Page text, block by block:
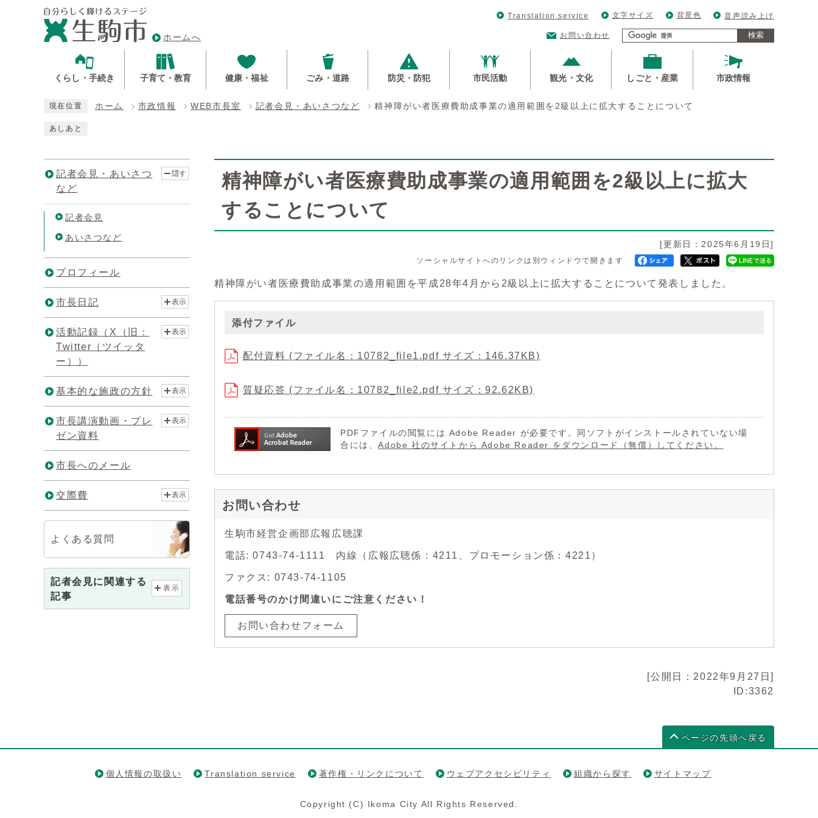
ホームへ
Translation service 文字サイズ 背景色 音声読み上げ
お問い合わせ 検索
くらし・手続き 子育て・教育 健康・福祉 ごみ・道路 防災・防犯 市民活動 観光・文化 しごと・産業 市政情報
現在位置 ホーム 市政情報 WEB市長室 記者会見・あいさつなど 精神障がい者医療費助成事業の適用範囲を2級以上に拡大することについて
あしあと
精神障がい者医療費助成事業の適用範囲を2級以上に拡大
することについて
[更新日：2025年6月19日]
ソーシャルサイトへのリンクは別ウィンドウで開きます
精神障がい者医療費助成事業の適用範囲を平成28年4月から2級以上に拡大することについて発表しました。
添付ファイル
配付資料 (ファイル名：10782_file1.pdf サイズ：146.37KB)
質疑応答 (ファイル名：10782_file2.pdf サイズ：92.62KB)
PDFファイルの閲覧には Adobe Reader が必要です。同ソフトがインストールされていない場
合には、Adobe 社のサイトから Adobe Reader をダウンロード（無償）してください。
お問い合わせ
生駒市経営企画部広報広聴課
電話: 0743-74-1111 内線（広報広聴係：4211、プロモーション係：4221）
ファクス: 0743-74-1105
電話番号のかけ間違いにご注意ください！
お問い合わせフォーム
記者会見・あいさつ
など
隠す
記者会見
あいさつなど
プロフィール
市長日記 表示
活動記録（X（旧：
Twitter（ツイッタ
ー））
表示
基本的な施政の方針 表示
市長講演動画・プレ
ゼン資料
表示
市長へのメール
交際費 表示
よくある質問
記者会見に関連する
記事
表示
[公開日：2022年9月27日]
ID:3362
ページの先頭へ戻る
個人情報の取扱い Translation service 著作権・リンクについて ウェブアクセシビリティ 組織から探す サイトマップ
Copyright (C) Ikoma City All Rights Reserved.